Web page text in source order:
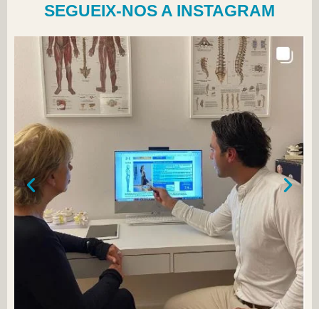
SEGUEIX-NOS A INSTAGRAM